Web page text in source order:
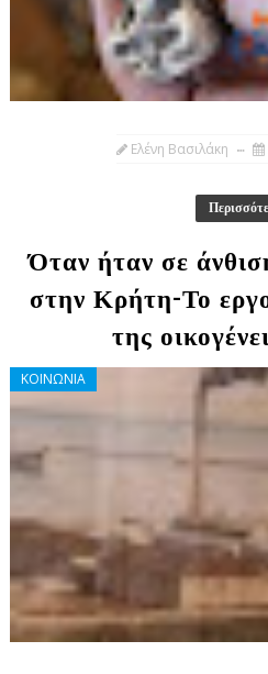
Ελένη Βασιλάκη
Όταν ήταν σε
στην Κρήτη-Το
της
ΚΟΙΝΩΝΙΑ